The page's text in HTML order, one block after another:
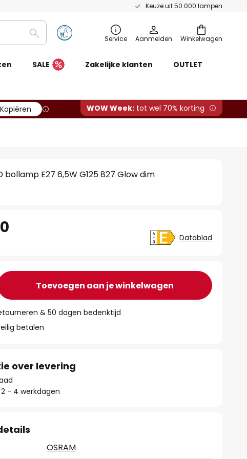
Keuze uit 50.000 lampen
Winkelwagen
Zoeken Service Aanmelden
SALE Zakelijke klanten OUTLET
Kopiëren WOW Week: tot wel 70% korting
bollamp E27 6,5W G125 827 Glow dim
Datablad
Toevoegen aan je winkelwagen
& 50 dagen bedenktijd
betalen
over levering
- 4 werkdagen
OSRAM